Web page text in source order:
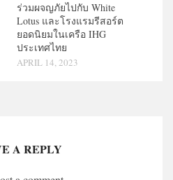
ร่วมผจญภัยไปกับ White
Lotus และโรงแรมรีสอร์ต
ยอดนิยมในเครือ IHG
ประเทศไทย
APRIL 14, 2023
A REPLY